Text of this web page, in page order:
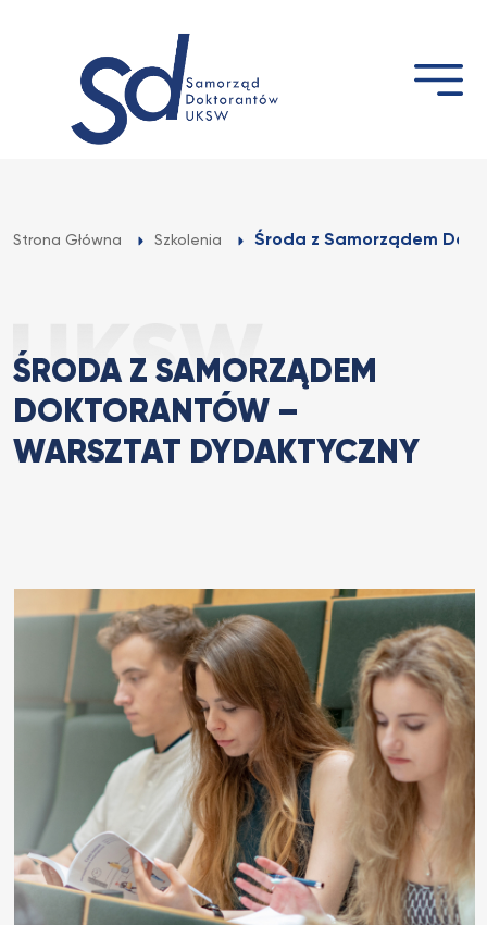
Strona Główna Szkolenia Środa z Samorządem
ŚRODA Z SAMORZĄDEM
DOKTORANTÓW –
WARSZTAT DYDAKTYCZNY